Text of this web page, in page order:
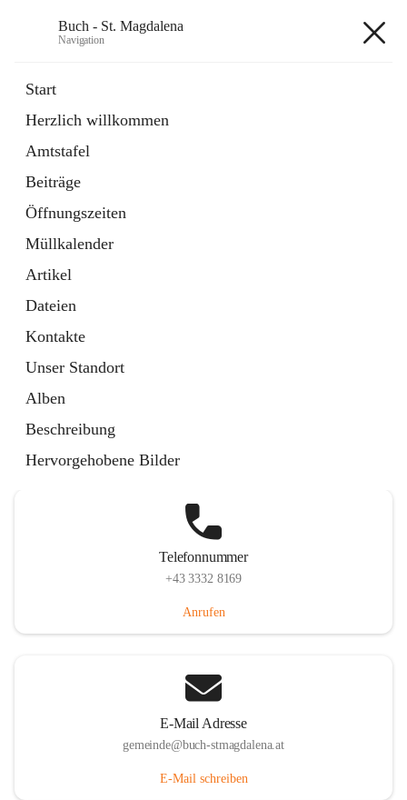
Buch - St. Magdalena
Navigation
Start
Herzlich willkommen
Amtstafel
Beiträge
Öffnungszeiten
Müllkalender
Artikel
Dateien
Kontakte
Unser Standort
Alben
Beschreibung
Hervorgehobene Bilder
11 Schnellzugriffe
Bürgerservice
10 Schnellzugriffe
Telefonnummer
+43 3332 8169
Anrufen
E-Mail Adresse
gemeinde@buch-stmagdalena.at
E-Mail schreiben